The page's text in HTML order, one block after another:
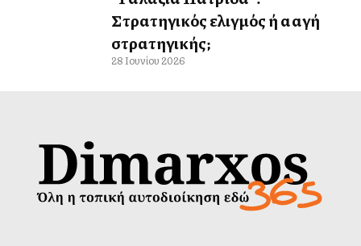
Στρατηγικός ελιγμός ή αλλαγή
στρατηγικής;
28 Ιουνίου 2026